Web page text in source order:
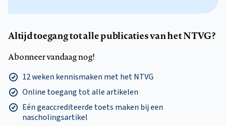
Altijd toegang tot alle publicaties van het NTVG?
Abonneer vandaag nog!
12 weken kennismaken met het NTVG
Online toegang tot alle artikelen
Eén geaccrediteerde toets maken bij een
nascholingsartikel